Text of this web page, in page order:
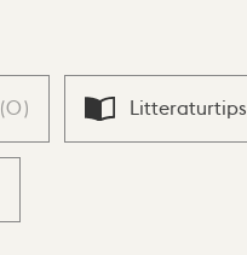
(0) Litteraturtips